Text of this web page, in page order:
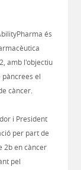
és
amb l'objectiu
el
càncer.
i President
per part de
2b en càncer
pel